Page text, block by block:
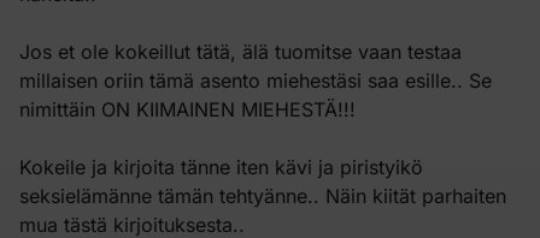
Jos et ole kokeillut tätä, älä tuomitse vaan testaa
millaisen oriin tämä asento miehestäsi saa esille.. Se
nimittäin ON KIIMAINEN MIEHESTÄ!!!
Kokeile ja kirjoita tänne iten kävi ja piristyikö
seksielämänne tämän tehtyänne.. Näin kiität parhaiten
mua tästä kirjoituksesta..